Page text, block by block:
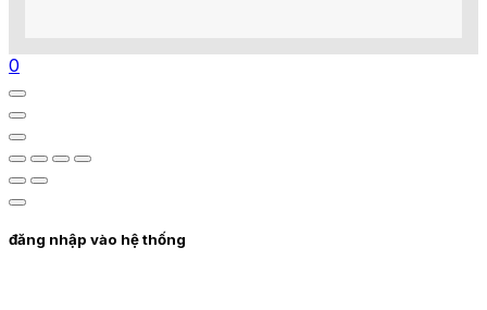
0
đăng nhập vào hệ thống